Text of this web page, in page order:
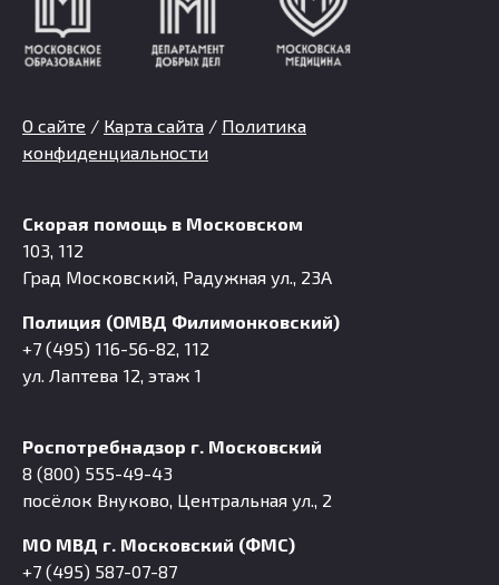
О сайте / Карта сайта / Политика
конфиденциальности
Скорая помощь в Московском
103, 112
Град Московский, Радужная ул., 23А
Полиция (ОМВД Филимонковский)
+7 (495) 116-56-82, 112
ул. Лаптева 12, этаж 1
Роспотребнадзор г. Московский
8 (800) 555-49-43
посёлок Внуково, Центральная ул., 2
МО МВД г. Московский (ФМС)
+7 (495) 587-07-87